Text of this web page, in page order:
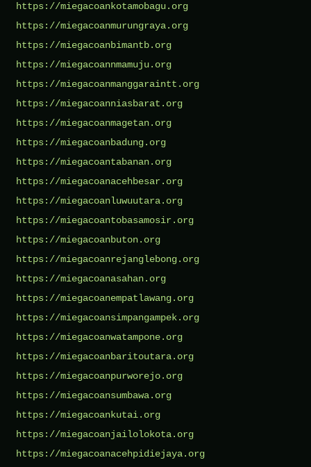
https://miegacoankotamobagu.org
https://miegacoanmurungraya.org
https://miegacoanbimantb.org
https://miegacoannmamuju.org
https://miegacoanmanggaraintt.org
https://miegacoanniasbarat.org
https://miegacoanmagetan.org
https://miegacoanbadung.org
https://miegacoantabanan.org
https://miegacoanacehbesar.org
https://miegacoanluwuutara.org
https://miegacoantobasamosir.org
https://miegacoanbuton.org
https://miegacoanrejanglebong.org
https://miegacoanasahan.org
https://miegacoanempatlawang.org
https://miegacoansimpangampek.org
https://miegacoanwatampone.org
https://miegacoanbaritoutara.org
https://miegacoanpurworejo.org
https://miegacoansumbawa.org
https://miegacoankutai.org
https://miegacoanjailolokota.org
https://miegacoanacehpidiejaya.org